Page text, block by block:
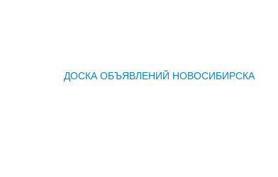
ДОСКА ОБЪЯВЛЕНИЙ НОВОСИБИРСКА